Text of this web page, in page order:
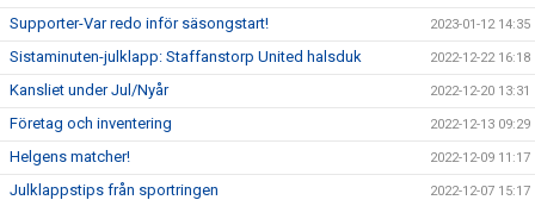
Supporter-Var redo inför säsongstart! 2023-01-12 14:35
Sistaminuten-julklapp: Staffanstorp United halsduk 2022-12-22 16:18
Kansliet under Jul/Nyår 2022-12-20 13:31
Företag och inventering 2022-12-13 09:29
Helgens matcher! 2022-12-09 11:17
Julklappstips från sportringen 2022-12-07 15:17